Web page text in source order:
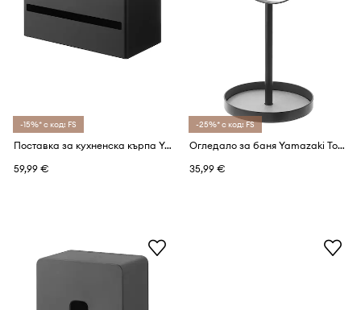
-15%* с код: FS
Поставка за кухненска кърпа Yamazaki
59,99 €
-25%* с код: FS
Огледало за баня Yamazaki Tower 17.5 x 14 x 33 cm
35,99 €